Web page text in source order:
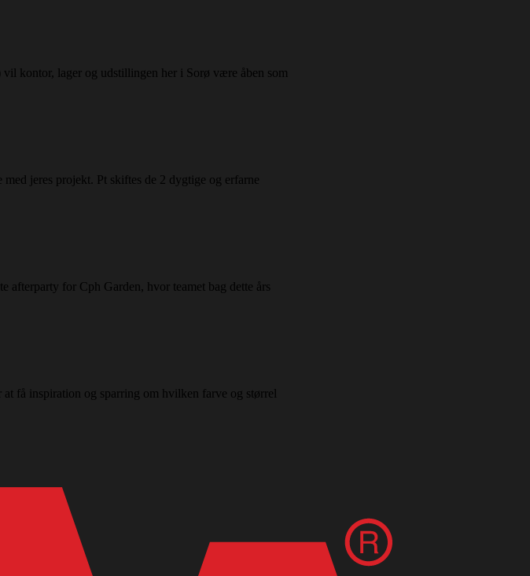
kontor, lager og udstillingen her i Sorø være åben som
jeres projekt. Pt skiftes de 2 dygtige og erfarne
afterparty for Cph Garden, hvor teamet bag dette års
få inspiration og sparring om hvilken farve og størrel